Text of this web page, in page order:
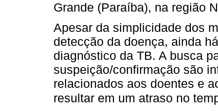
Grande (Paraíba), na região
Apesar da simplicidade dos
detecção da doença, ainda
diagnóstico da TB. A busca
suspeição/confirmação são
relacionados aos doentes e
resultar em um atraso no